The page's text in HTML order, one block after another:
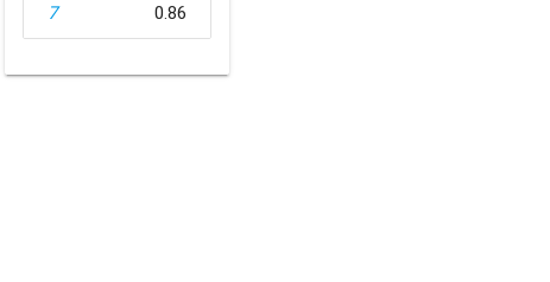
7 0.86